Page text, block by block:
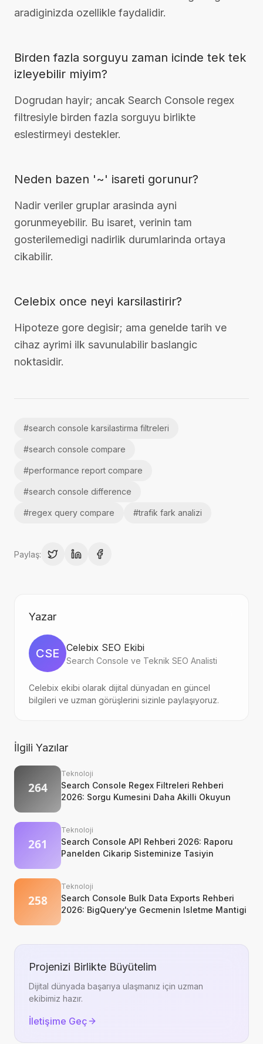
aradiginizda ozellikle faydalidir.
Birden fazla sorguyu zaman icinde tek tek
izleyebilir miyim?
Dogrudan hayir; ancak Search Console regex
filtresiyle birden fazla sorguyu birlikte
eslestirmeyi destekler.
Neden bazen '~' isareti gorunur?
Nadir veriler gruplar arasinda ayni
gorunmeyebilir. Bu isaret, verinin tam
gosterilemedigi nadirlik durumlarinda ortaya
cikabilir.
Celebix once neyi karsilastirir?
Hipoteze gore degisir; ama genelde tarih ve
cihaz ayrimi ilk savunulabilir baslangic
noktasidir.
#search console karsilastirma filtreleri
#search console compare
#performance report compare
#search console difference
#regex query compare #trafik fark analizi
Paylaş:
Yazar
CSE Celebix SEO Ekibi
Search Console ve Teknik SEO Analisti
Celebix ekibi olarak dijital dünyadan en güncel
bilgileri ve uzman görüşlerini sizinle paylaşıyoruz.
İlgili Yazılar
Teknoloji
Search Console Regex Filtreleri Rehberi
2026: Sorgu Kumesini Daha Akilli Okuyun
Teknoloji
Search Console API Rehberi 2026: Raporu
Panelden Cikarip Sisteminize Tasiyin
Teknoloji
Search Console Bulk Data Exports Rehberi
2026: BigQuery'ye Gecmenin Isletme Mantigi
Projenizi Birlikte Büyütelim
Dijital dünyada başarıya ulaşmanız için uzman
ekibimiz hazır.
İletişime Geç